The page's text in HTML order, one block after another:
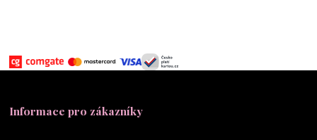
Informace pro zákazníky